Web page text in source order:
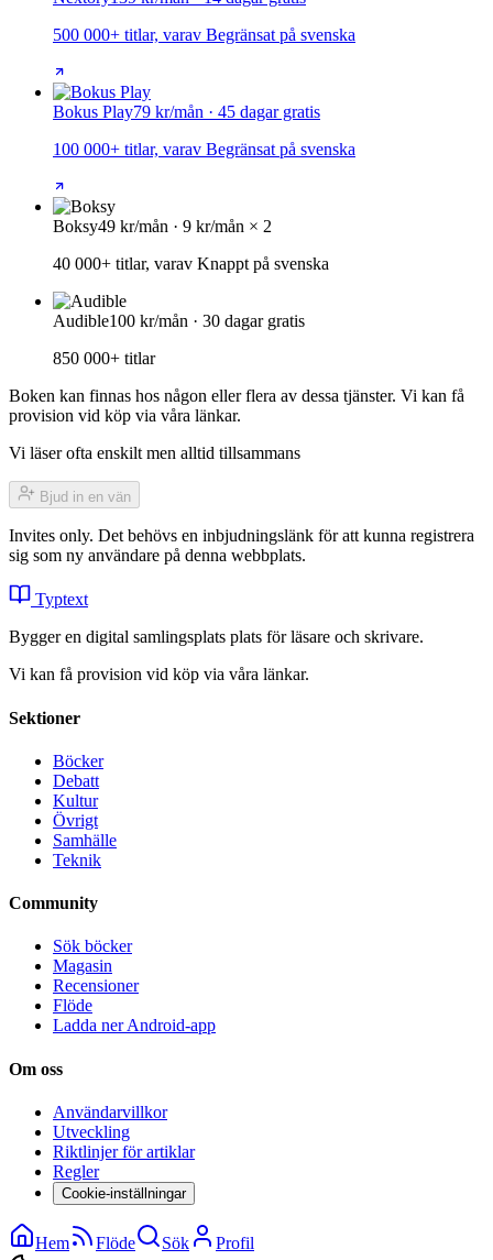
500 000+ titlar, varav Begränsat på svenska
Bokus Play79 kr/mån · 45 dagar gratis
100 000+ titlar, varav Begränsat på svenska
Boksy49 kr/mån · 9 kr/mån × 2
40 000+ titlar, varav Knappt på svenska
Audible100 kr/mån · 30 dagar gratis
850 000+ titlar
Boken kan finnas hos någon eller flera av dessa tjänster. Vi kan få
provision vid köp via våra länkar.
Vi läser ofta enskilt men alltid tillsammans
Bjud in en vän
Invites only. Det behövs en inbjudningslänk för att kunna registrera
sig som ny användare på denna webbplats.
Typtext
Bygger en digital samlingsplats plats för läsare och skrivare.
Vi kan få provision vid köp via våra länkar.
Sektioner
Böcker
Debatt
Kultur
Övrigt
Samhälle
Teknik
Community
Sök böcker
Magasin
Recensioner
Flöde
Ladda ner Android-app
Om oss
Användarvillkor
Utveckling
Riktlinjer för artiklar
Regler
Cookie-inställningar
Hem Flöde Sök Profil